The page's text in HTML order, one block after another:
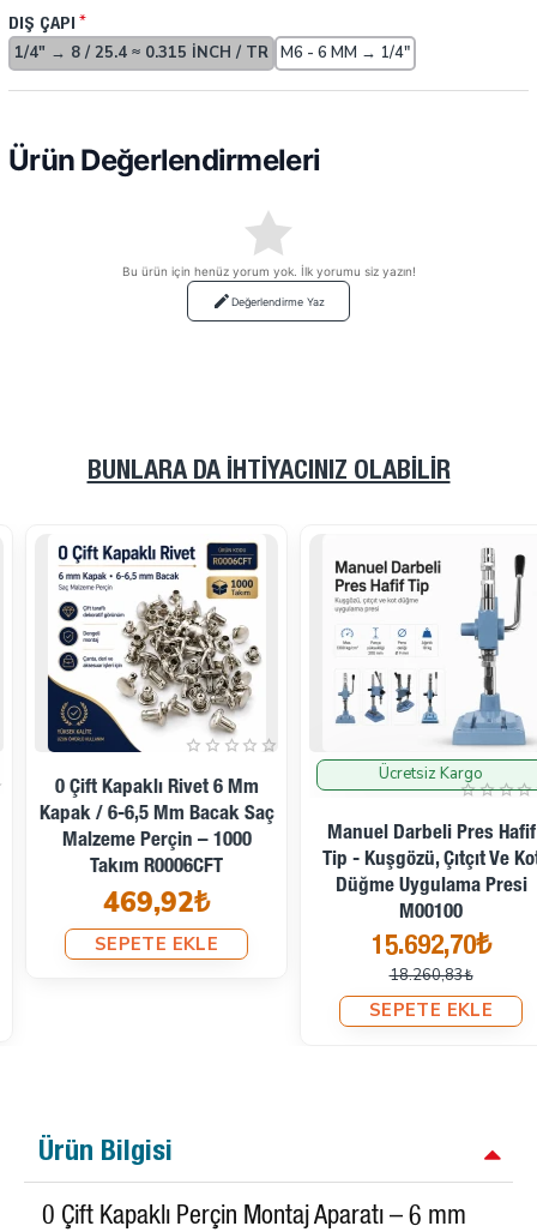
DIŞ ÇAPI
1/4" → 8 / 25.4 ≈ 0.315 INCH / TR M6 - 6 MM → 1/4"
Ürün Değerlendirmeleri
Bu ürün için henüz yorum yok. İlk yorumu siz yazın!
Değerlendirme Yaz
BUNLARA DA İHTIYACINIZ OLABILIR
0 Çift Kapaklı Rivet 6 Mm
Kapak / 6-6,5 Mm Bacak Saç
Malzeme Perçin – 1000
Takım R0006CFT
469,92₺
SEPETE EKLE
İndirimde
Ücretsiz Kargo
Manuel Darbeli Pres Hafif
Tip - Kuşgözü, Çıtçıt Ve Kot
Düğme Uygulama Presi
M00100
15.692,70₺
18.260,83₺
SEPETE EKLE
Ürün Bilgisi
0 Çift Kapaklı Perçin Montaj Aparatı – 6 mm